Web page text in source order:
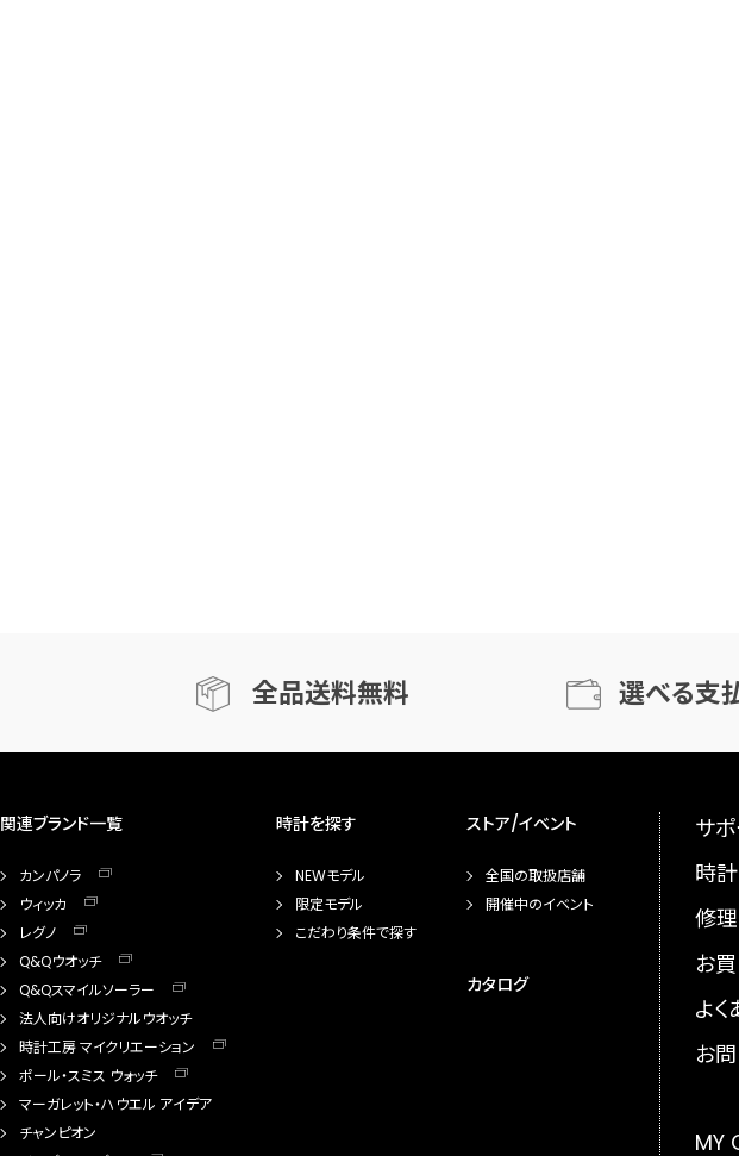
全品送料無料 選べる支
関連ブランド一覧
カンパノラ
ウィッカ
レグノ
Q&Qウオッチ
Q&Qスマイルソーラー
法人向けオリジナルウオッチ
時計工房 マイクリエーション
ポール・スミス ウォッチ
マーガレット・ハウエル アイデア
チャンピオン
時計を探す
NEWモデル
限定モデル
こだわり条件で探す
ストア/イベント
全国の取扱店舗
開催中のイベント
カタログ
サ
時
修理
お
よ
お
MY